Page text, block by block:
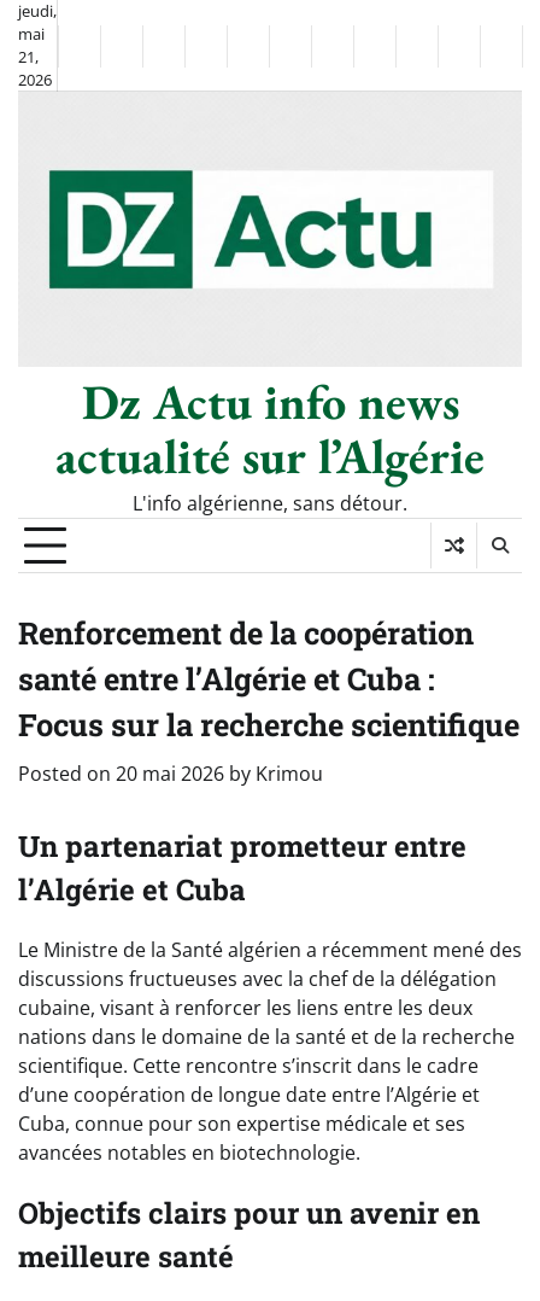
Skip
content
jeudi,
mai
21,
2026
FlashSportclasséDiasporaChronique
–
Le
Thé
SociétéCultureMondeÉconomie
Tech
Dz Actu info news
actualité sur l’Algérie
L'info algérienne, sans détour.
Renforcement de la coopération
santé entre l’Algérie et Cuba :
Focus sur la recherche scientifique
Posted on 20 mai 2026 by Krimou
Un partenariat prometteur entre
l’Algérie et Cuba
Le Ministre de la Santé algérien a récemment mené des
discussions fructueuses avec la chef de la délégation
cubaine, visant à renforcer les liens entre les deux
nations dans le domaine de la santé et de la recherche
scientifique. Cette rencontre s’inscrit dans le cadre
d’une coopération de longue date entre l’Algérie et
Cuba, connue pour son expertise médicale et ses
avancées notables en biotechnologie.
Objectifs clairs pour un avenir en
meilleure santé